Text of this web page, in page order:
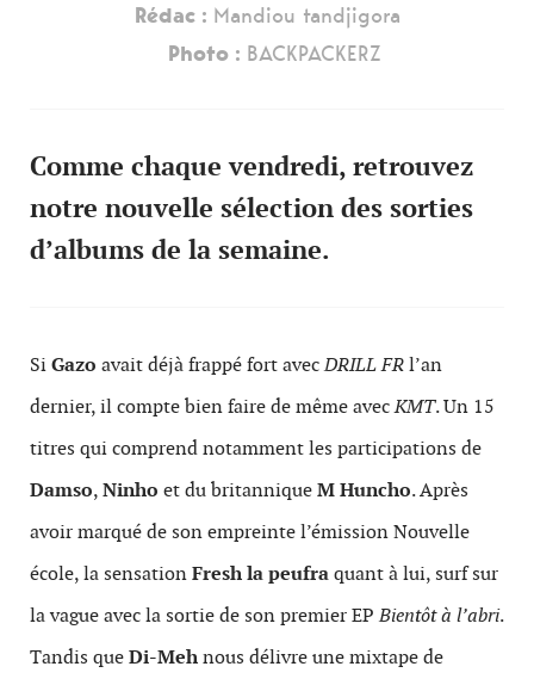
Rédac : Mandiou tandjigora
Photo : BACKPACKERZ
Comme chaque vendredi, retrouvez
notre nouvelle sélection des sorties
d’albums de la semaine.
SiGazo avait déjà frappé fort avecDRILL FRl’an
dernier, il compte bien faire de même avecKMT. Un 15
titres qui comprend notamment les participations de
Damso,Ninho et du britanniqueM Huncho. Après
avoir marqué de son empreinte l’émission Nouvelle
école, la sensationFresh la peufraquant à lui, surf sur
la vague avec la sortie de son premier EPBientôt à l’abri.
Tandis queDi-Mehnous délivre une mixtape de